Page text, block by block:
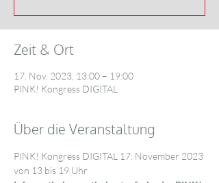
Zeit & Ort
17. Nov. 2023, 13:00 – 19:00
PINK! Kongress DIGITAL
Über die Veranstaltung
PINK! Kongress DIGITAL 17. November 2023
von 13 bis 19 Uhr